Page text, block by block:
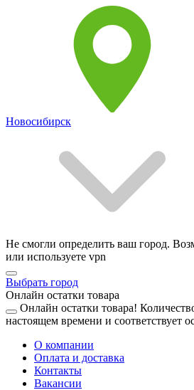
Новосибирск
Не смогли определить ваш город.
или используете vpn
Выбрать город
Онлайн остатки товара
Онлайн остатки товара!
настоящем времени и соответствует
О компании
Оплата и доставка
Контакты
Вакансии